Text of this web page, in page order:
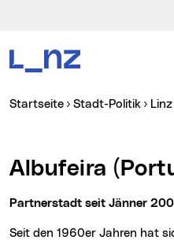
Sie sind hier:
Startseite Stadt-Politik
Albufeira
Partnerstadt seit Jänner
Seit den 1960er Jahren hat sich das malerische Fischerdorf